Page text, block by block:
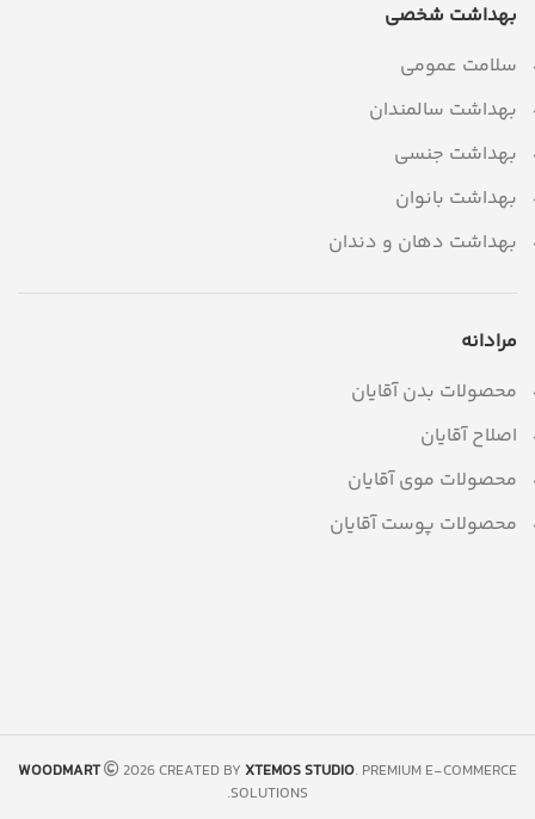
بهداشت شخصی
سلامت عمومی
بهداشت سالمندان
بهداشت جنسی
بهداشت بانوان
بهداشت دهان و دندان
مرادانه
محصولات بدن آقایان
اصلاح آقایان
محصولات موی آقایان
محصولات پوست آقایان
WOODMART 2026 CREATED BY XTEMOS STUDIO. PREMIUM E-COMMERCE
SOLUTIONS.